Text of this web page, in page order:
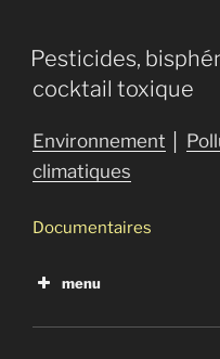
Pesticides,
cocktail toxique
Environnement
climatiques
Documentaires
menu